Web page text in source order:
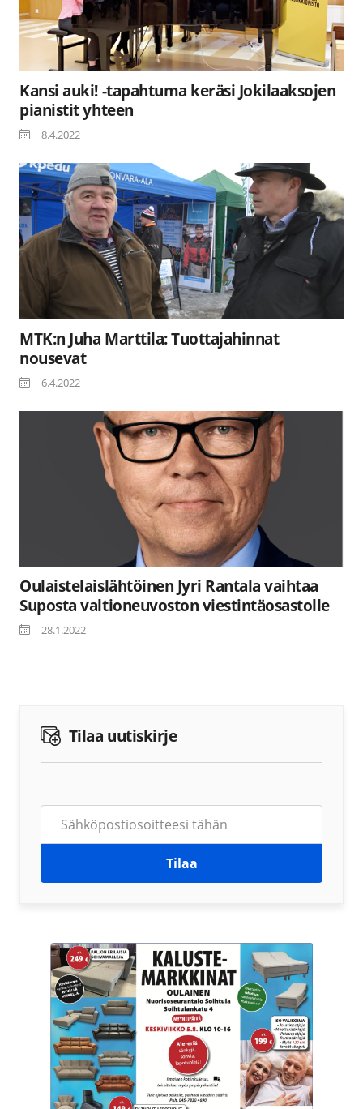
Kansi auki! -tapahtuma keräsi Jokilaaksojen
pianistit yhteen
8.4.2022
MTK:n Juha Marttila: Tuottajahinnat
nousevat
6.4.2022
Oulaistelaislähtöinen Jyri Rantala vaihtaa
Suposta valtioneuvoston viestintäosastolle
28.1.2022
Tilaa uutiskirje
Tilaa